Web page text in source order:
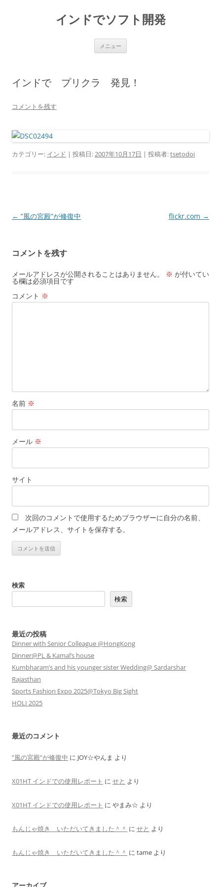
インドでソフト開発
メニュー
へ
ス
キ
インドで プリクラ 発見！
コメントを残す
カテゴリー: インド | 投稿日:2007年10月17日 | 投稿者:tsetodoi
投
ビ
ゲ
ー
シ
← ”風の宮殿”が修復中 flickr.com →
コメントを残す
メールアドレスが公開されることはありません。 ※ が付いてい
る欄は必須項目です
コメント ※
名前 ※
メール ※
サイト
次回のコメントで使用するためブラウザーに自分の名前、
メールアドレス、サイトを保存する。
検索
検索
最近の投稿
Dinner with Senior Colleague @HongKong
Dinner@PL & Kamal’s house
Kumbharam’s and his younger sister Wedding@ Sardarshar
Rajasthan
Sports Fashion Expo 2025@Tokyo Big Sight
HOLI 2025
最近のコメント
”風の宮殿”が修復中 に JOY☆やんま より
X01HT インドでの使用レポート に せと より
X01HT インドでの使用レポート に やまみ☆ より
もんじゃ焼き いただいてきました＾＾ に せと より
もんじゃ焼き いただいてきました＾＾ に tame より